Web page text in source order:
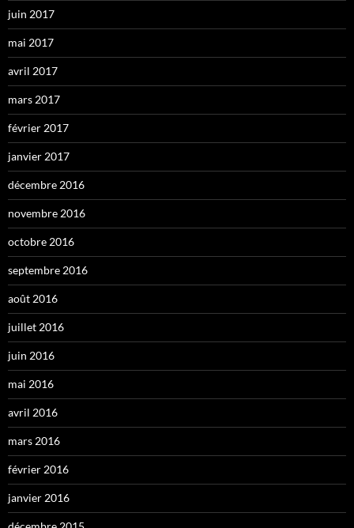
juin 2017
mai 2017
avril 2017
mars 2017
février 2017
janvier 2017
décembre 2016
novembre 2016
octobre 2016
septembre 2016
août 2016
juillet 2016
juin 2016
mai 2016
avril 2016
mars 2016
février 2016
janvier 2016